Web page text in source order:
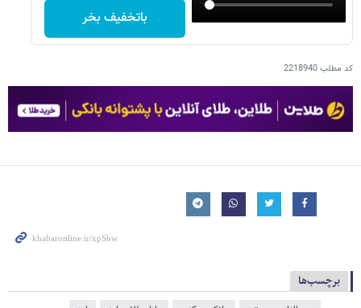
باتخفیف بخر
کد مطلب2218940
برچسب‌ها